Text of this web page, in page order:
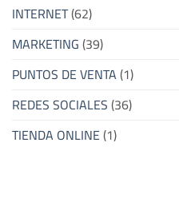
INTERNET(62)
MARKETING(39)
PUNTOS DE VENTA(1)
REDES SOCIALES(36)
TIENDA ONLINE(1)